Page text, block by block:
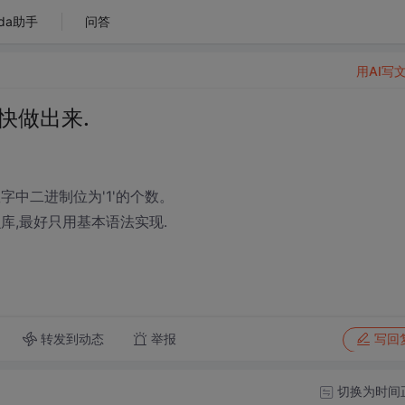
助手 问答
做出来.
中二进制位为'1'的个数。
,最好只用基本语法实现.
转发到动态 举报 写回
用AI写
切换为时间